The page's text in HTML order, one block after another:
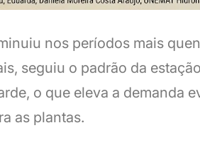
nos períodos mais
seguiu o padrão da
o que eleva a demanda
as plantas.